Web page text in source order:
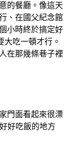
的餐廳。像這天
、在國父紀念館
小時終於搞定好
大吃一頓才行。
在那幾條巷子裡
門面看起來很漂
好吃飯的地方